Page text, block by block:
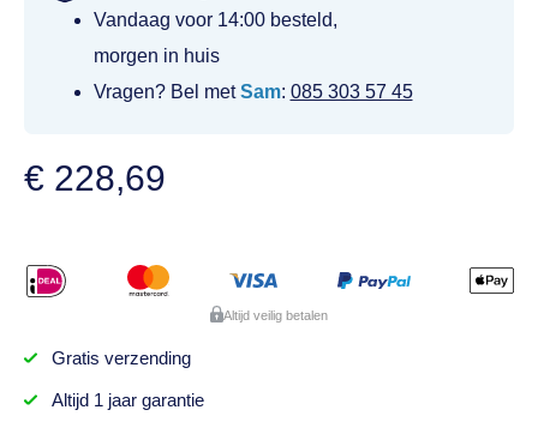
Vandaag voor 14:00 besteld,
morgen in huis
Vragen? Bel metSam: 085 303 57 45
€ 228,69
Altijd veilig betalen
Gratis verzending
Altijd 1 jaargarantie